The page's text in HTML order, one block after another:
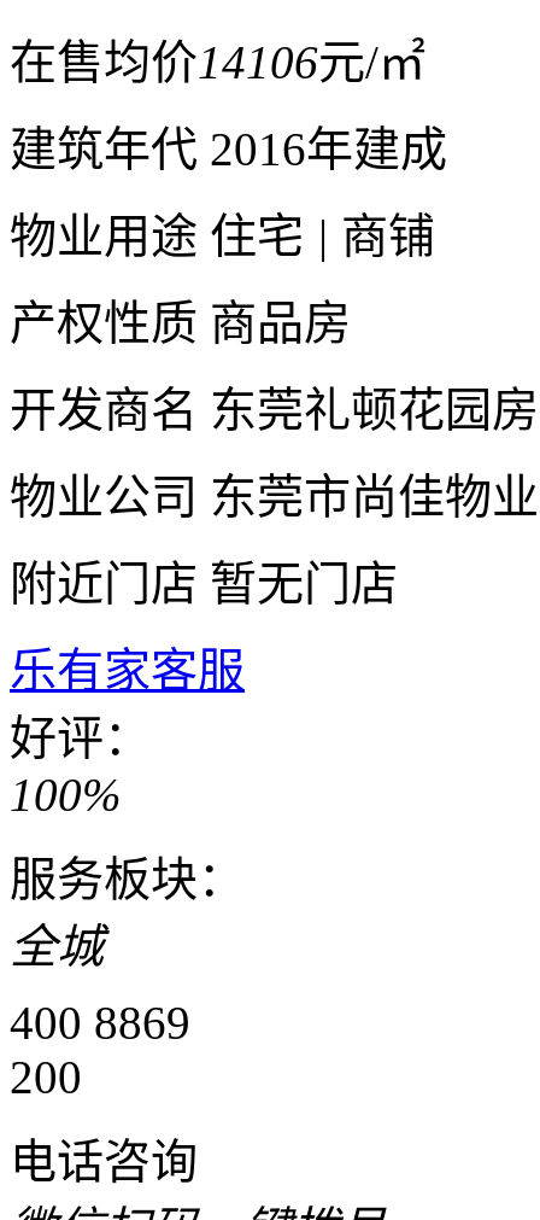
在售均价14106元/㎡
建筑年代 2016年建成
物业用途 住宅 | 商铺
产权性质 商品房
开发商名 东莞礼顿花园
物业公司 东莞市尚佳物
附近门店 暂无门店
乐有家客服
好评：
100%
服务板块：
全城
400 8869
200
电话咨询